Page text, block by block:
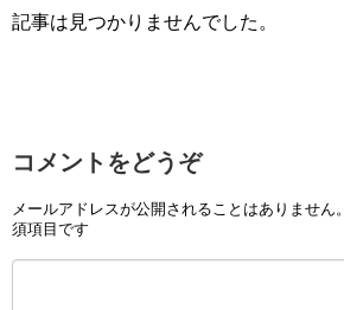
記事は見つかりませんでした。
コメントをどうぞ
メールアドレスが公開されることはありません。
須項目です